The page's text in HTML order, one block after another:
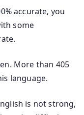
accurate, you
some
More than 405
language.
is not strong,